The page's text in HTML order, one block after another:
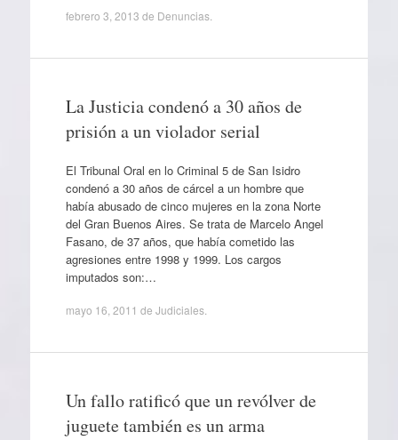
febrero 3, 2013 de Denuncias.
La Justicia condenó a 30 años de
prisión a un violador serial
El Tribunal Oral en lo Criminal 5 de San Isidro
condenó a 30 años de cárcel a un hombre que
había abusado de cinco mujeres en la zona Norte
del Gran Buenos Aires. Se trata de Marcelo Angel
Fasano, de 37 años, que había cometido las
agresiones entre 1998 y 1999. Los cargos
imputados son:…
mayo 16, 2011 de Judiciales.
Un fallo ratificó que un revólver de
juguete también es un arma